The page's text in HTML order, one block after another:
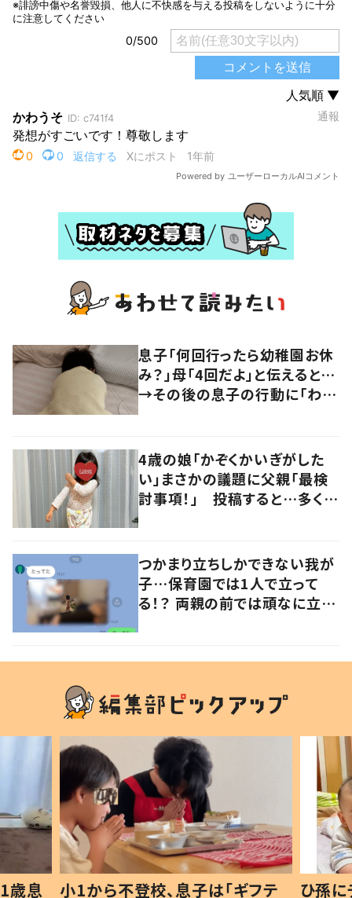
息子「何回行ったら幼稚園お休
み？」母「4回だよ」と伝えると…
→その後の息子の行動に「わか
4歳の娘「かぞくかいぎがした
い」まさかの議題に父親「最検
討事項！」 投稿すると…多くの
つかまり立ちしかできない我が
子…保育園では1人で立って
る！？ 両親の前では頑なに立た
歳息 小1から不登校、息子は「ギフテ ひ孫